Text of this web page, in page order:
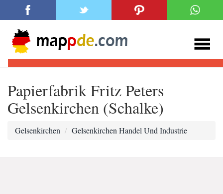
Papierfabrik Fritz Peters
Gelsenkirchen (Schalke)
Gelsenkirchen Gelsenkirchen Handel Und Industrie